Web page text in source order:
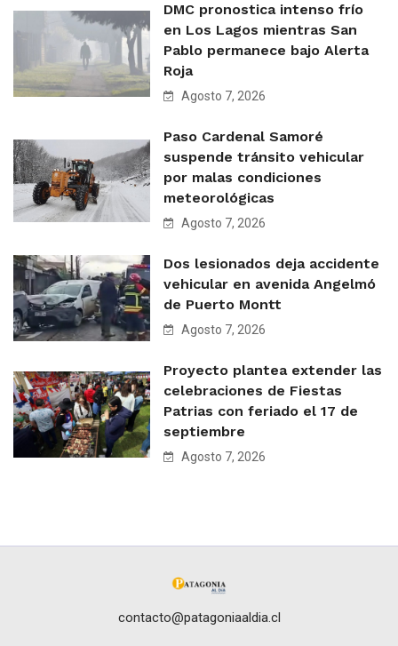
DMC pronostica intenso frío
en Los Lagos mientras San
Pablo permanece bajo Alerta
Roja
Agosto 7, 2026
Paso Cardenal Samoré
suspende tránsito vehicular
por malas condiciones
meteorológicas
Agosto 7, 2026
Dos lesionados deja accidente
vehicular en avenida Angelmó
de Puerto Montt
Agosto 7, 2026
Proyecto plantea extender las
celebraciones de Fiestas
Patrias con feriado el 17 de
septiembre
Agosto 7, 2026
contacto@patagoniaaldia.cl